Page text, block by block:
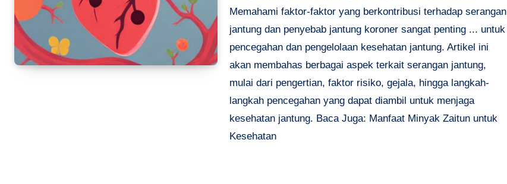
Memahami faktor-faktor yang berkontribusi terhadap serangan
jantung dan penyebab jantung koroner sangat penting ... untuk
pencegahan dan pengelolaan kesehatan jantung. Artikel ini
akan membahas berbagai aspek terkait serangan jantung,
mulai dari pengertian, faktor risiko, gejala, hingga langkah-
langkah pencegahan yang dapat diambil untuk menjaga
kesehatan jantung. Baca Juga: Manfaat Minyak Zaitun untuk
Kesehatan